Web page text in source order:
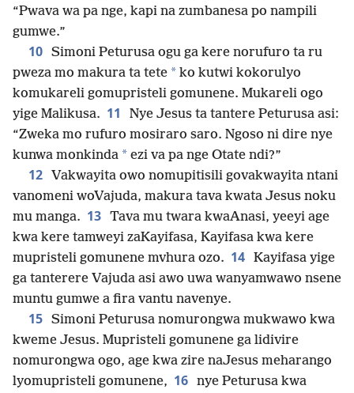
“Pwava wa pa nge, kapi na zumbanesa po nampili
gumwe.”
10 Simoni Peturusa ogu ga kere norufuro ta ru
pweza mo makura ta tete * ko kutwi kokorulyo
komukareli gomupristeli gomunene. Mukareli ogo
yige Malikusa. 11
Nye Jesus ta tantere Peturusa asi:
“Zweka mo rufuro mosiraro saro. Ngoso ni dire nye
kunwa monkinda * ezi va pa nge Otate ndi?”
12
Vakwayita owo nomupitisili govakwayita ntani
vanomeni woVajuda, makura tava kwata Jesus noku
mu manga. 13 Tava mu twara kwaAnasi, yeeyi age
kwa kere tamweyi zaKayifasa, Kayifasa kwa kere
mupristeli gomunene mvhura ozo. 14 Kayifasa yige
ga tanterere Vajuda asi awo uwa wanyamwawo nsene
muntu gumwe a fira vantu navenye.
15 Simoni Peturusa nomurongwa mukwawo kwa
kweme Jesus. Mupristeli gomunene ga lidivire
nomurongwa ogo, age kwa zire naJesus meharango
lyomupristeli gomunene, 16 nye Peturusa kwa